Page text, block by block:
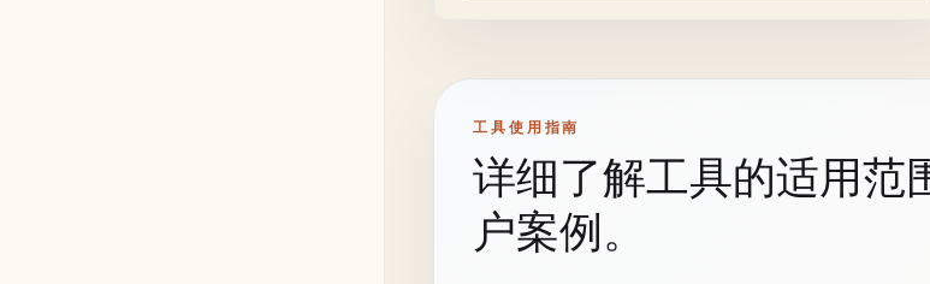
工具使用指南
详细了解工具的适用范
户案例。